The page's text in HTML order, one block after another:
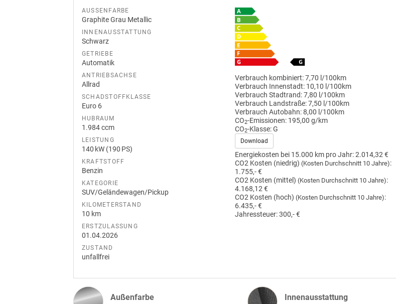
AUSSENFARBE
Graphite Grau Metallic
INNENAUSSTATTUNG
Schwarz
GETRIEBE
Automatik
ANTRIEBSACHSE
Allrad
SCHADSTOFFKLASSE
Euro 6
HUBRAUM
1.984 ccm
LEISTUNG
140 kW (190 PS)
KRAFTSTOFF
Benzin
KATEGORIE
SUV/Geländewagen/Pickup
KILOMETERSTAND
10 km
ERSTZULASSUNG
01.04.2026
ZUSTAND
unfallfrei
Verbrauch kombiniert:7,70 l/100km
Verbrauch Innenstadt: 10,10 l/100km
Verbrauch Stadtrand:7,80 l/100km
Verbrauch Landstraße:7,50 l/100km
Verbrauch Autobahn:8,00 l/100km
CO2-Emissionen: 195,00 g/km
CO2-Klasse:G
Download
Energiekosten bei 15.000 km pro Jahr:2.014,32 €
CO2 Kosten (niedrig)(Kosten Durchschnitt 10 Jahre):
1.755,- €
CO2 Kosten (mittel)(Kosten Durchschnitt 10 Jahre):
4.168,12 €
CO2 Kosten (hoch)(Kosten Durchschnitt 10 Jahre):
6.435,- €
Jahressteuer:300,- €
Außenfarbe
Innenausstattung
Innenausstattung